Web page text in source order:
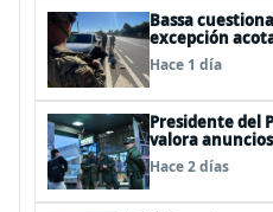
Bassa
excepción
policías”
Hace 1 día
Presidente del
valora
advierte
secreto bancario
Hace 2 días